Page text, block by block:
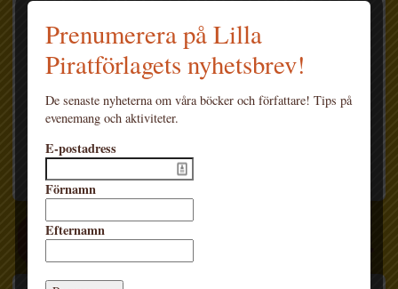
SENASTE OM JESSICA BAB
Prenumerera på Lilla
Piratförlagets nyhetsbrev!
De senaste nyheterna om våra böcker och författare! Tips på
evenemang och aktiviteter.
E-postadress
Förnamn
Efternamn